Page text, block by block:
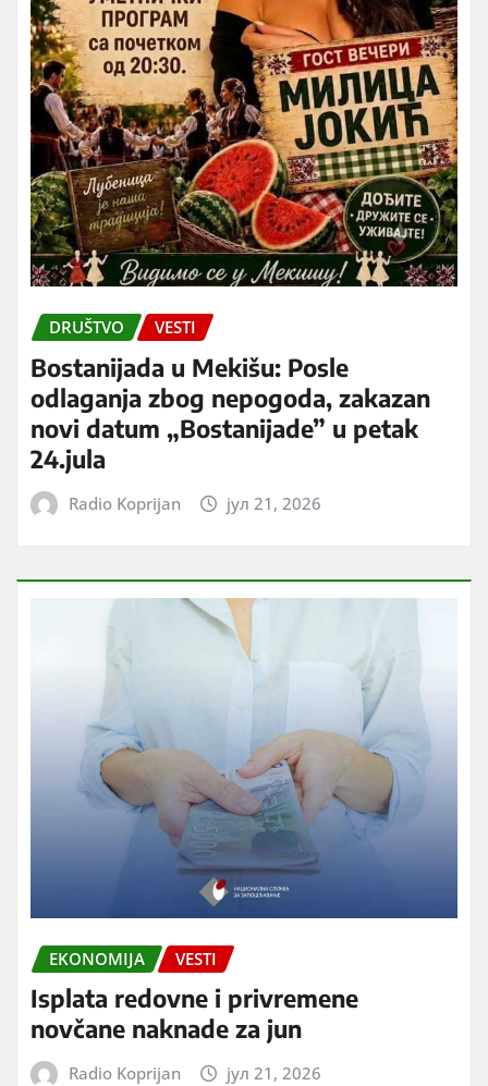
DRUŠTVO VESTI
Bostanijada u Mekišu: Posle
odlaganja zbog nepogoda, zakazan
novi datum „Bostanijade” u petak
24.jula
Radio Koprijan јул 21, 2026
EKONOMIJA VESTI
Isplata redovne i privremene
novčane naknade za jun
Radio Koprijan јул 21, 2026